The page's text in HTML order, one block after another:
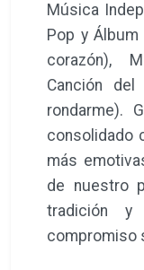
Música
Pop y
corazón),
Canción
rondarme).
consolidado
más
de nuestro
tradición y
compromiso